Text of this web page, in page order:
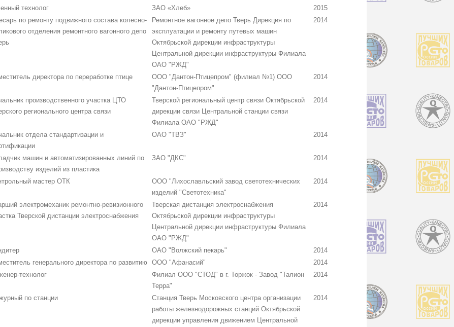
технолог ЗАО «Хлеб»
2015
по ремонту подвижного состава колесно-
отделения ремонтного вагонного депо
Ремонтное вагонное депо Тверь Дирекция по
эксплуатации и ремонту путевых машин
Октябрьской дирекции инфраструктуры
Центральной дирекции инфраструктуры Филиала
ОАО "РЖД"
2014
директора по переработке птице
ООО "Дантон-Птицепром" (филиал №1) ООО
"Дантон-Птицепром"
2014
производственного участка ЦТО
регионального центра связи
Тверской региональный центр связи Октябрьской
дирекции связи Центральной станции связи
Филиала ОАО "РЖД"
2014
отдела стандартизации и
ОАО "ТВЗ" 2014
машин и автоматизированных линий по
изделий из пластика
ЗАО "ДКС" 2014
мастер ОТК
ООО "Лихославльский завод светотехнических
изделий "Светотехника"
2014
электромеханик ремонтно-ревизионного
Тверской дистанции электроснабжения
Тверская дистанция электроснабжения
Октябрьской дирекции инфраструктуры
Центральной дирекции инфраструктуры Филиала
ОАО "РЖД"
2014
ОАО "Волжский пекарь"
2014
генерального директора по развитию ООО "Афанасий"
2014
технолог
Филиал ООО "СТОД" в г. Торжок - Завод "Талион
Терра"
2014
по станции
Станция Тверь Московского центра организации
работы железнодорожных станций Октябрьской
дирекции управления движением Центральной
2014